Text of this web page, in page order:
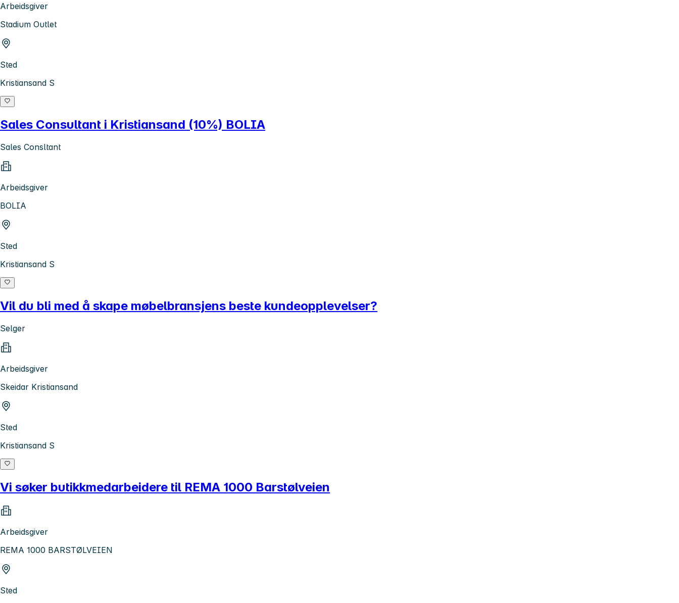
Arbeidsgiver
Stadium Outlet
Sted
Kristiansand S
Sales Consultant i Kristiansand (10%) BOLIA
Sales Consltant
Arbeidsgiver
BOLIA
Sted
Kristiansand S
Vil du bli med å skape møbelbransjens beste kundeopplevelser?
Selger
Arbeidsgiver
Skeidar Kristiansand
Sted
Kristiansand S
Vi søker butikkmedarbeidere til REMA 1000 Barstølveien
Arbeidsgiver
REMA 1000 BARSTØLVEIEN
Sted